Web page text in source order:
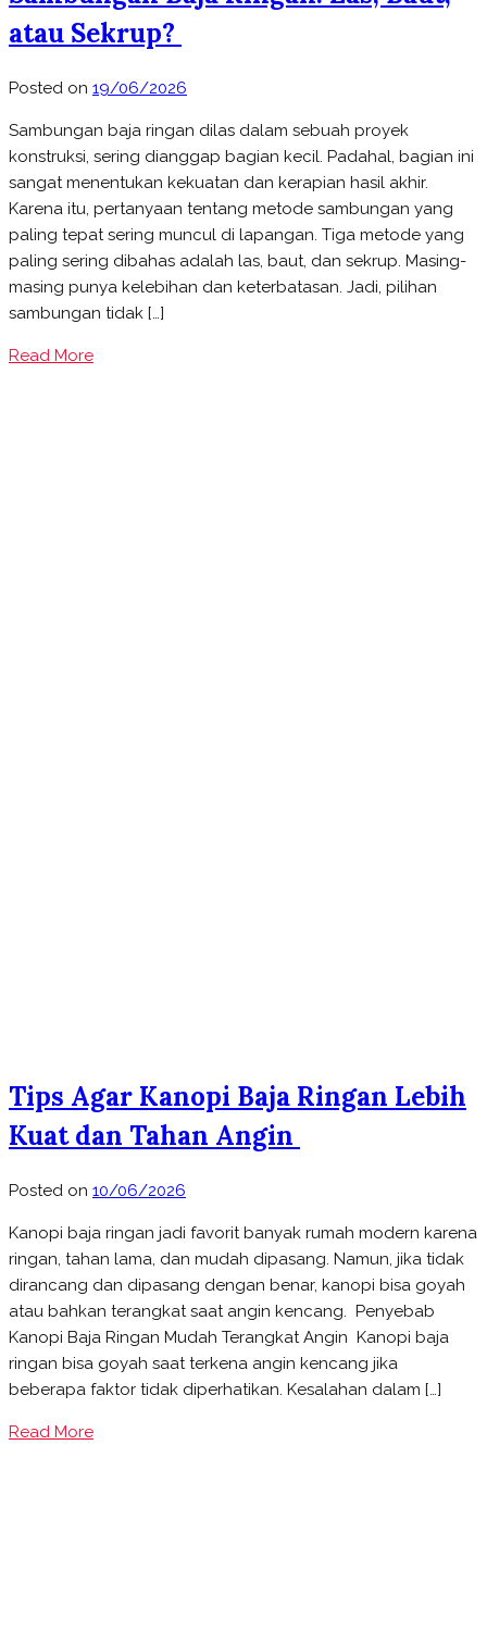
atau Sekrup?
Posted on 19/06/2026
Sambungan baja ringan dilas dalam sebuah proyek
konstruksi, sering dianggap bagian kecil. Padahal, bagian ini
sangat menentukan kekuatan dan kerapian hasil akhir.
Karena itu, pertanyaan tentang metode sambungan yang
paling tepat sering muncul di lapangan. Tiga metode yang
paling sering dibahas adalah las, baut, dan sekrup. Masing-
masing punya kelebihan dan keterbatasan. Jadi, pilihan
sambungan tidak […]
Read More
Tips Agar Kanopi Baja Ringan Lebih
Kuat dan Tahan Angin
Posted on 10/06/2026
Kanopi baja ringan jadi favorit banyak rumah modern karena
ringan, tahan lama, dan mudah dipasang. Namun, jika tidak
dirancang dan dipasang dengan benar, kanopi bisa goyah
atau bahkan terangkat saat angin kencang. Penyebab
Kanopi Baja Ringan Mudah Terangkat Angin Kanopi baja
ringan bisa goyah saat terkena angin kencang jika
beberapa faktor tidak diperhatikan. Kesalahan dalam […]
Read More